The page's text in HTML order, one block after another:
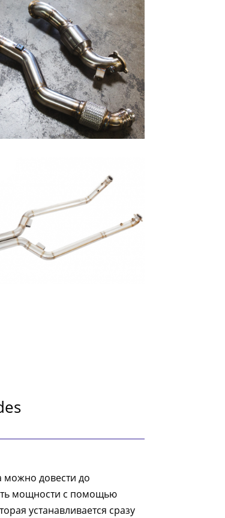
можно довести до
мощности с помощью
устанавливается сразу